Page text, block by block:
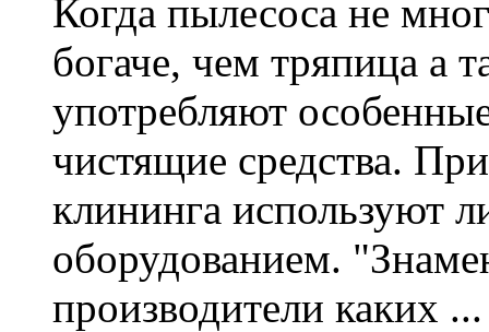
Когда пылесоса не
богаче, чем тряпица а
употребляют
чистящие средства.
клининга используют
оборудованием.
производители каких ...